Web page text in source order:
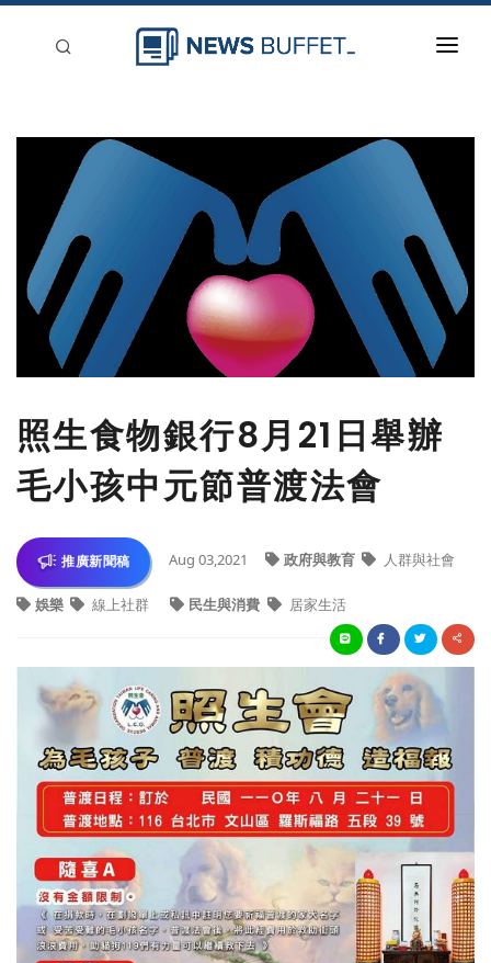
新聞稿分類
刊登
照生食物銀行8月21日舉辦
毛小孩中元節普渡法會
推廣新聞稿 Aug 03,2021 政府與教育 人群與社會
娛樂 線上社群 民生與消費 居家生活